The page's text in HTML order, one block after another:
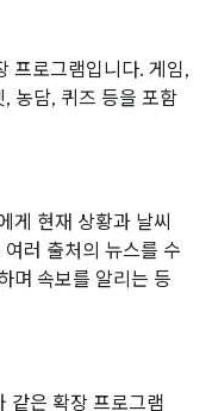
프로그램입니다. 게임,
농담, 퀴즈 등을 포함
게 현재 상황과 날씨
러 출처의 뉴스를 수
며 속보를 알리는 등
같은 확장 프로그램